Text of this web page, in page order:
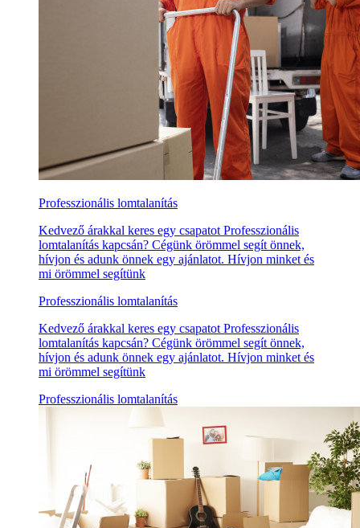
Professzionális lomtalanítás
Kedvező árakkal keres egy csapatot Professzionális
lomtalanítás kapcsán? Cégünk örömmel segít önnek,
hívjon és adunk önnek egy ajánlatot. Hívjon minket és
mi örömmel segítünk
Professzionális lomtalanítás
Kedvező árakkal keres egy csapatot Professzionális
lomtalanítás kapcsán? Cégünk örömmel segít önnek,
hívjon és adunk önnek egy ajánlatot. Hívjon minket és
mi örömmel segítünk
Professzionális lomtalanítás